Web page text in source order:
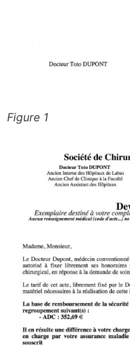
Figure 1